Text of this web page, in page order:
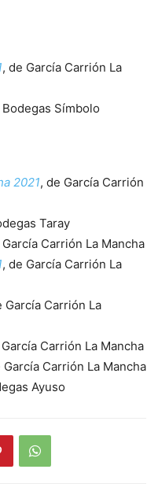
, de García Carrión La
Bodegas Símbolo
2021, de García Carrión
Taray
García Carrión La Mancha
, de García Carrión La
García Carrión La
Carrión La Mancha
García Carrión La Mancha
Ayuso